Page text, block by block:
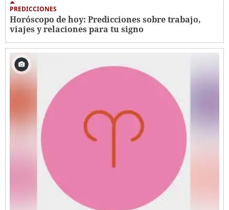
PREDICCIONES
Horóscopo de hoy: Predicciones sobre trabajo,
viajes y relaciones para tu signo